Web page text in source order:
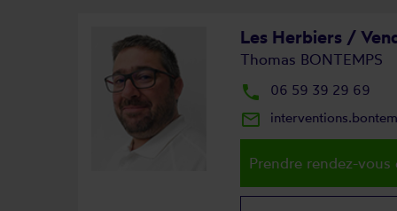
Les Herbiers /
Thomas BONTEMPS
local_phone 06 59 39 29 69
mail_outline
Prendre rendez-vous